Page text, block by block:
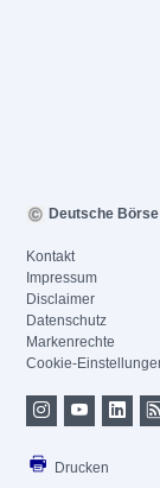
Deutsche Börse
Kontakt
Impressum
Disclaimer
Datenschutz
Markenrechte
Cookie-
Drucken